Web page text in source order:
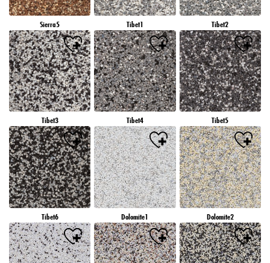
Sierra5 Tibet1 Tibet2
Tibet3 Tibet4 Tibet5
Tibet6 Dolomite1 Dolomite2